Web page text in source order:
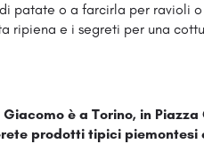
patate o a farcirla per ravioli
ripiena e i segreti per una
è a Torino, in Piazza
prodotti tipici piemontesi